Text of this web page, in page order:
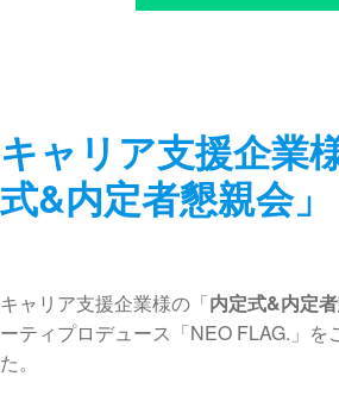
キャリア支援企業
式&内定者懇親会」
キャリア支援企業様の「内定式&内定
ーティプロデュース「NEO FLAG.」を
た。